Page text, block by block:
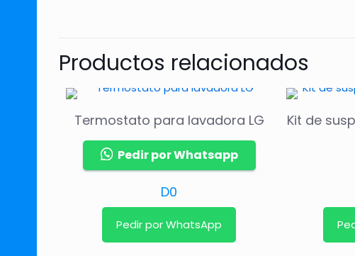
Productos relacionados
Termostato para lavadora LG
Pedir por Whatsapp
D0
Pedir por WhatsApp
Kit de